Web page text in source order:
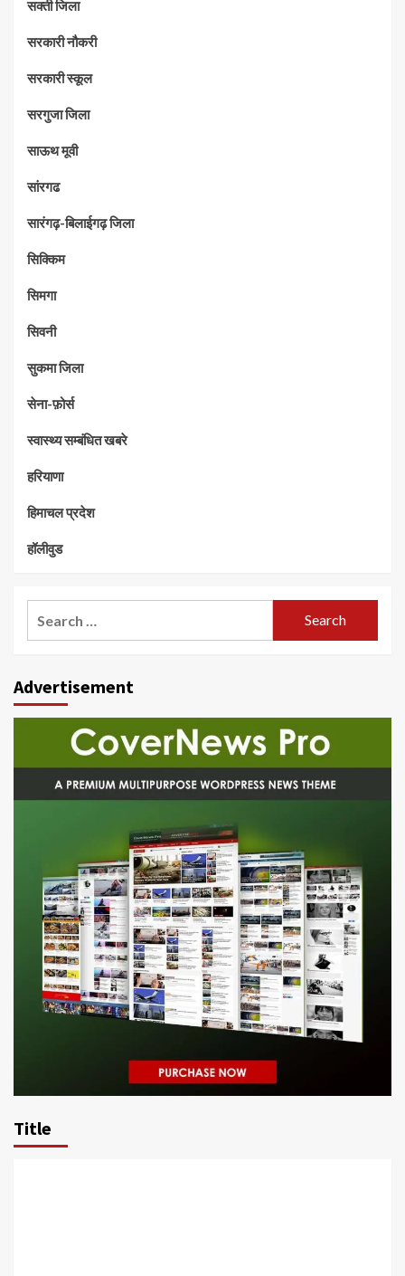
सक्ती जिला
सरकारी नौकरी
सरकारी स्कूल
सरगुजा जिला
साऊथ मूवी
सांरगढ
सारंगढ़-बिलाईगढ़ जिला
सिक्किम
सिमगा
सिवनी
सुकमा जिला
सेना-फ़ोर्स
स्वास्थ्य सम्बंधित खबरे
हरियाणा
हिमाचल प्रदेश
हॉलीवुड
Advertisement
Title